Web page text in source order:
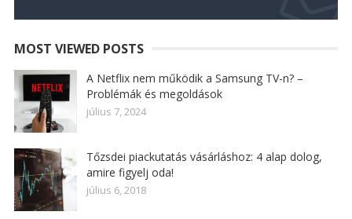
MOST VIEWED POSTS
A Netflix nem működik a Samsung TV-n? –
Problémák és megoldások
július 7, 2024
Tőzsdei piackutatás vásárláshoz: 4 alap dolog,
amire figyelj oda!
július 6, 2018